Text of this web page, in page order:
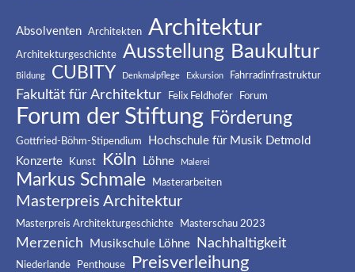
Absolventen Architekten Architektur
Architekturgeschichte Ausstellung Baukultur
Bildung CUBITY Denkmalpflege Exkursion Fahrradinfrastruktur
Fakultät für Architektur Felix Feldhofer Forum
Forum der Stiftung Förderung
Gottfried-Böhm-Stipendium
Hochschule für Musik Detmold
Konzerte
Kunst Köln Löhne Malerei
Markus Schmale Masterarbeiten
Masterpreis Architektur
Masterpreis Architekturgeschichte Masterschau 2023
Merzenich Musikschule Löhne Nachhaltigkeit
Niederlande Penthouse Preisverleihung